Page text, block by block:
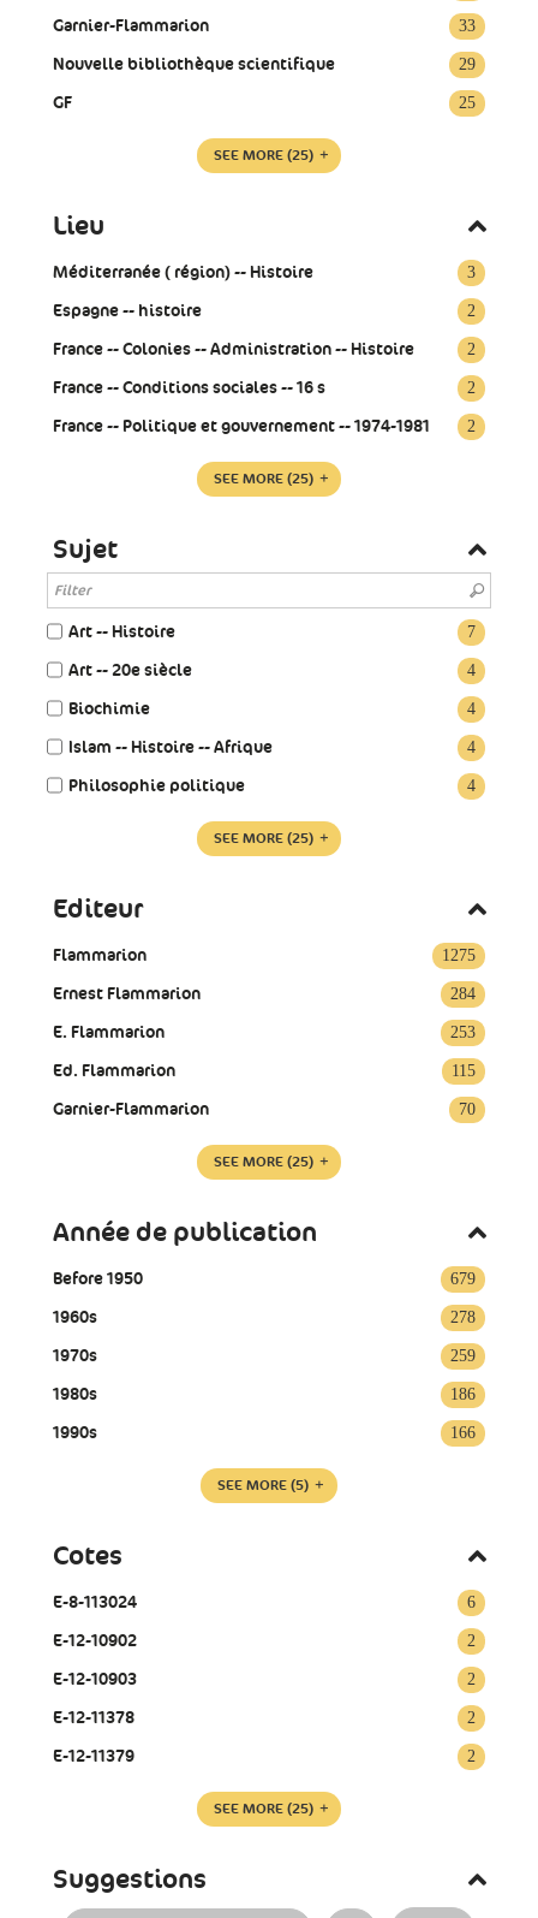
33
Garnier-Flammarion
29
Nouvelle bibliothèque scientifique
25
GF
SEE MORE (25)
Lieu
3
Méditerranée ( région) -- Histoire
2
Espagne -- histoire
2
France -- Colonies -- Administration -- Histoire
2
France -- Conditions sociales -- 16 s
2
France -- Politique et gouvernement -- 1974-1981
SEE MORE (25)
Sujet
7
Art -- Histoire
4
Art -- 20e siècle
4
Biochimie
4
Islam -- Histoire -- Afrique
4
Philosophie politique
SEE MORE (25)
Editeur
1275
Flammarion
284
Ernest Flammarion
253
E. Flammarion
115
Ed. Flammarion
70
Garnier-Flammarion
SEE MORE (25)
Année de publication
679
Before 1950
278
1960s
259
1970s
186
1980s
166
1990s
SEE MORE (5)
Cotes
6
E-8-113024
2
E-12-10902
2
E-12-10903
2
E-12-11378
2
E-12-11379
SEE MORE (25)
Suggestions